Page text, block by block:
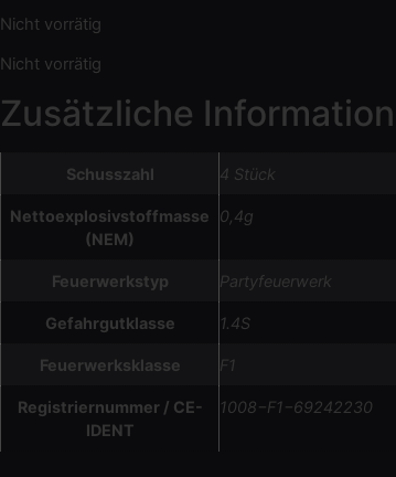
Nicht vorrätig
Nicht vorrätig
Zusätzliche
Schusszahl 4 Stück
Nettoexplosivstoffmasse
(NEM)
0,4g
Feuerwerkstyp Partyfeuerwerk
Gefahrgutklasse 1.4S
Feuerwerksklasse F1
Registriernummer / CE-
IDENT
1008−F1−69242230